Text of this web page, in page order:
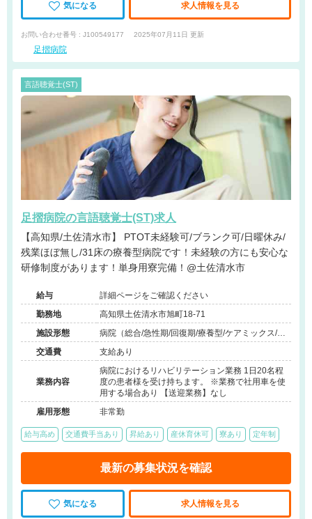
気になる 求人情報を見る
お問い合わせ番号 : J100549177 2025年07月11日 更新
足摺病院
言語聴覚士(ST)
足摺病院の言語聴覚士(ST)求人
【高知県/土佐清水市】 PTOT未経験可/ブランク可/日曜休み/
残業ほぼ無し/31床の療養型病院です！未経験の方にも安心な
研修制度があります！単身用寮完備！@土佐清水市
給与
詳細ページをご確認ください
勤務地
高知県土佐清水市旭町18-71
施設形態
病院（総合/急性期/回復期/療養型/ケアミックス/外
来）、その他（その他）
交通費 支給あり
業務内容
病院におけるリハビリテーション業務 1日20名程
度の患者様を受け持ちます。 ※業務で社用車を使
用する場合あり 【送迎業務】なし
雇用形態
非常勤
給与高め 交通費手当あり 昇給あり 産休育休可 寮あり 定年制
最新の募集状況を確認
気になる 求人情報を見る